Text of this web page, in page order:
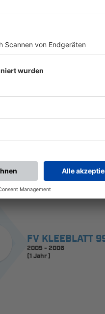
KANAL!
FV KLEEBLATT
2005 - 2006
(1 Jahr )